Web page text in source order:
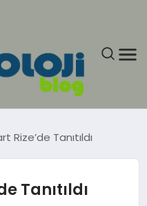
Rize’de Tanıtıldı
Tanıtıldı